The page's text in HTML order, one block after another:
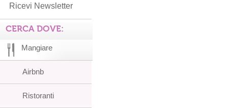
Ricevi Newsletter
CERCA DOVE:
Mangiare
Airbnb
Ristoranti